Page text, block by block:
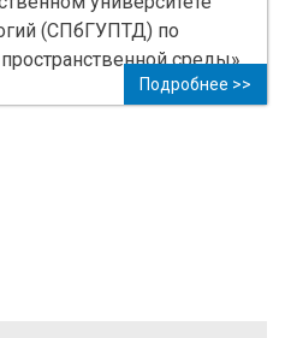
(СПбГУПТД) по
среды».
Подробнее >>